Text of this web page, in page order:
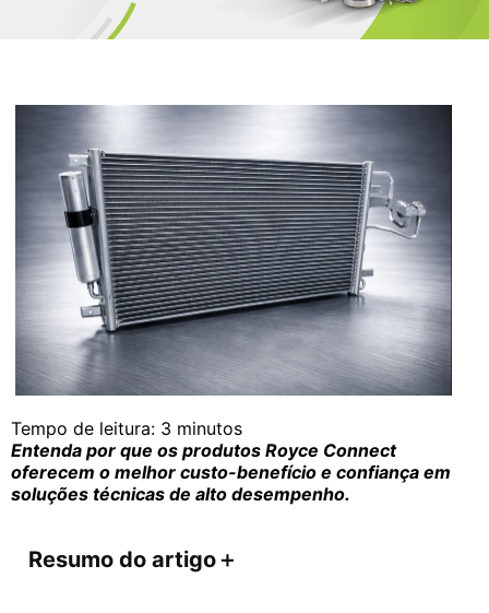
Tempo de leitura: 3 minutos
Entenda por que os produtos Royce Connect
oferecem o melhor custo-benefício e confiança em
soluções técnicas de alto desempenho.
Resumo do artigo＋